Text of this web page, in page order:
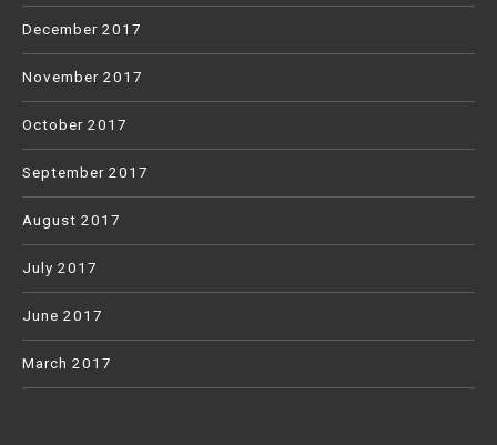
December 2017
November 2017
October 2017
September 2017
August 2017
July 2017
June 2017
March 2017